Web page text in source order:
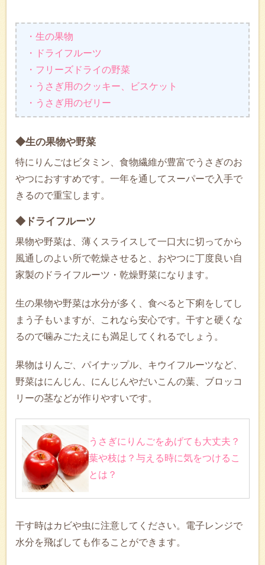
・生の果物
・ドライフルーツ
・フリーズドライの野菜
・うさぎ用のクッキー、ビスケット
・うさぎ用のゼリー
◆生の果物や野菜
特にりんごはビタミン、食物繊維が豊富でうさぎのお
やつにおすすめです。一年を通してスーパーで入手で
きるので重宝します。
◆ドライフルーツ
果物や野菜は、薄くスライスして一口大に切ってから
風通しのよい所で乾燥させると、おやつに丁度良い自
家製のドライフルーツ・乾燥野菜になります。
生の果物や野菜は水分が多く、食べると下痢をしてし
まう子もいますが、これなら安心です。干すと硬くな
るので噛みごたえにも満足してくれるでしょう。
果物はりんご、パイナップル、キウイフルーツなど、
野菜はにんじん、にんじんやだいこんの葉、ブロッコ
リーの茎などが作りやすいです。
うさぎにりんごをあげても大丈夫？
葉や枝は？与える時に気をつけるこ
とは？
干す時はカビや虫に注意してください。電子レンジで
水分を飛ばしても作ることができます。